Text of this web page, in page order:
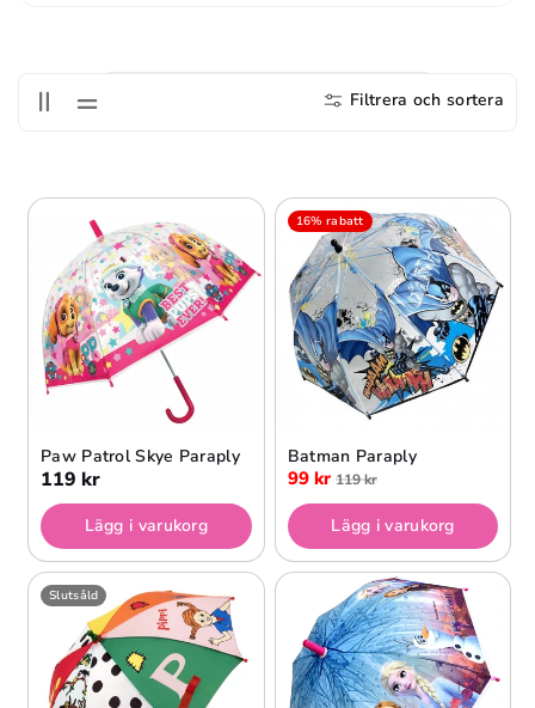
E
E
Filtrera och sortera
Paw Patrol Skye Paraply
119 kr
Lägg i varukorg
16% rabatt
Batman Paraply
99 kr 119 kr
Lägg i varukorg
Slutsåld